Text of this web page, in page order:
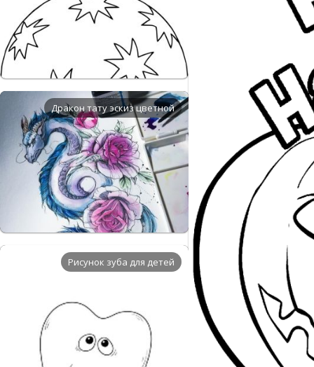
Дракон тату эскиз цветной
Рисунок зуба для детей